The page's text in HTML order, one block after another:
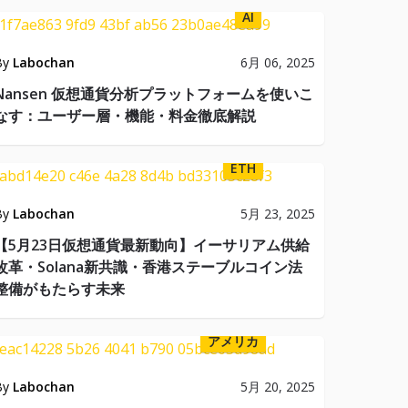
AI
Labochan 6月 06, 2025
仮想通貨分析プラットフォームを使いこ
す：ユーザー層・機能・料金徹底解説
ETH
Labochan 5月 23, 2025
5月23日仮想通貨最新動向】イーサリアム供給
革・Solana新共識・香港ステーブルコイン法
備がもたらす未来
アメリカ
Labochan 5月 20, 2025